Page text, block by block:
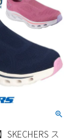
SKECHERS ス